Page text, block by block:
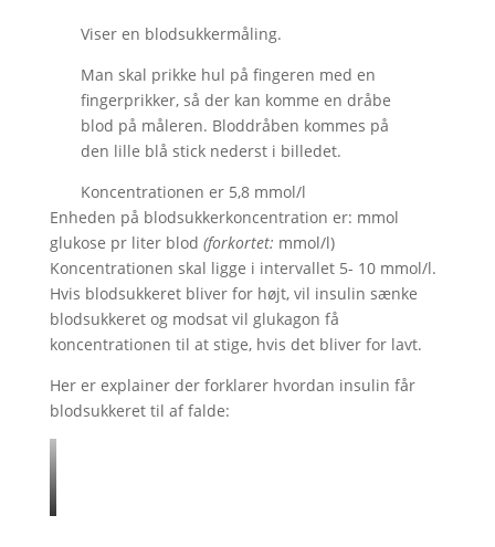
Viser en blodsukkermåling.
Man skal prikke hul på fingeren med en
fingerprikker, så der kan komme en dråbe
blod på måleren. Bloddråben kommes på
den lille blå stick nederst i billedet.
Koncentrationen er 5,8 mmol/l
Enheden på blodsukkerkoncentration er: mmol
glukose pr liter blod (forkortet: mmol/l)
Koncentrationen skal ligge i intervallet 5- 10 mmol/l.
Hvis blodsukkeret bliver for højt, vil insulin sænke
blodsukkeret og modsat vil glukagon få
koncentrationen til at stige, hvis det bliver for lavt.
Her er explainer der forklarer hvordan insulin får
blodsukkeret til af falde: